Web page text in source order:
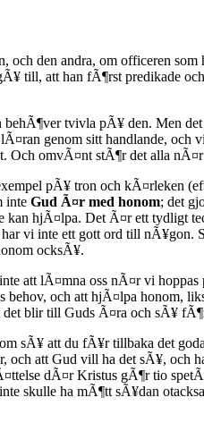
den andra, om officeren
till, att han fÃ¶rst predikade
tvivla pÃ¥ den. Men
genom sitt handlande, och
omvÃ¤nt stÃ¶r det alla
pÃ¥ tron och kÃ¤rleken
inte Gud Ã¤r med honom; det
hjÃ¤lpa. Det Ã¤r ett tydligt
vi inte ett gott ord till
ocksÃ¥.
att lÃ¤mna oss nÃ¤r vi
och att hjÃ¤lpa honom,
blir till Guds Ã¤ra och sÃ¥
sÃ¥ att du fÃ¥r tillbaka det
att Gud vill ha det sÃ¥, och
dÃ¤r Kristus gÃ¶r tio
ha mÃ¶tt sÃ¥dan